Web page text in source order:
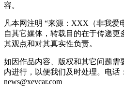
容。
凡本网注明 “来源：XXX（非我爱
自其它媒体，转载目的在于传递更
其观点和对其真实性负责。
如因作品内容、版权和其它问题需
内进行，以便我们及时处理。电话
news@xevcar.com